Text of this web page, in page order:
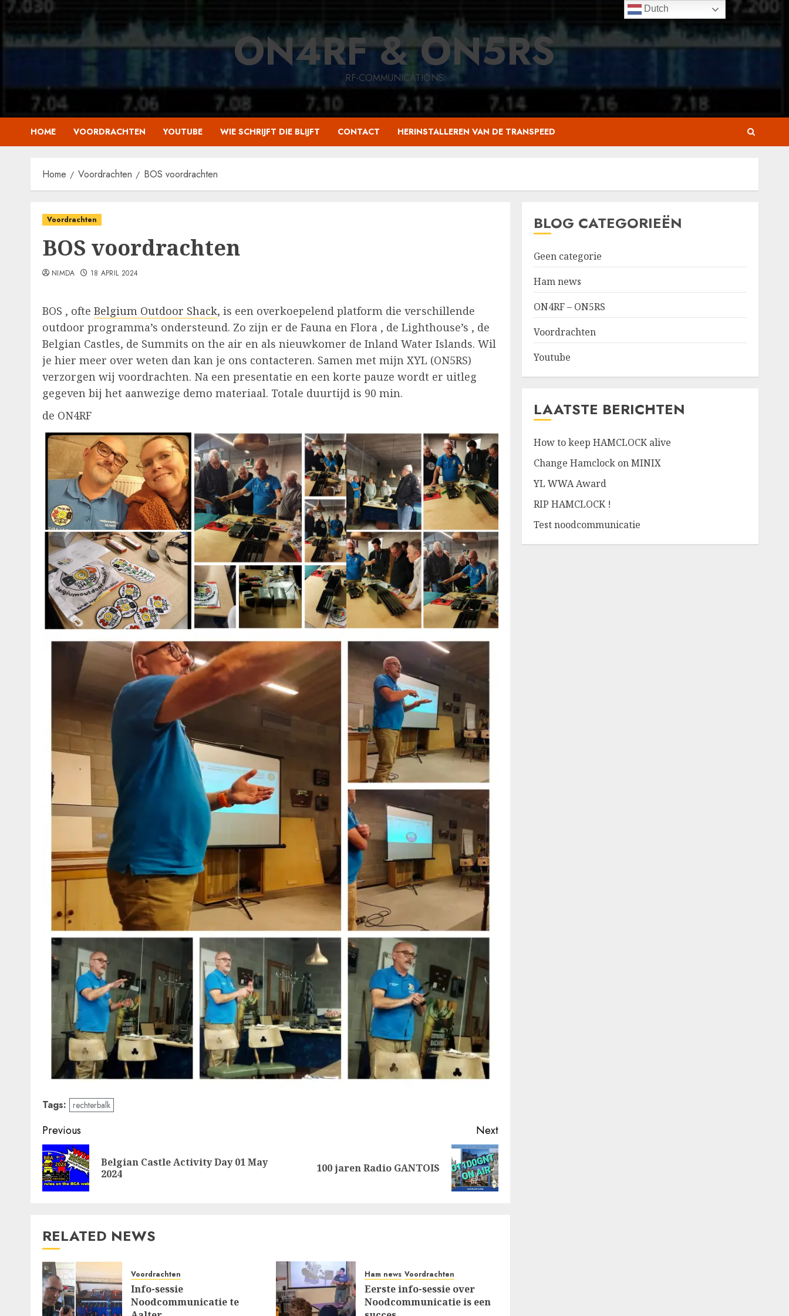
Skip
content
ON4RF & ON5RS
RF-COMMUNICATIONS
HOME VOORDRACHTEN YOUTUBE WIE SCHRIJFT DIE BLIJFT CONTACT HERINSTALLEREN VAN DE TRANSPEED
Home Voordrachten BOS voordrachten
Voordrachten
BOS voordrachten
NIMDA 18 APRIL 2024
BOS , ofte Belgium Outdoor Shack, is een overkoepelend platform die verschillende
outdoor programma’s ondersteund. Zo zijn er de Fauna en Flora , de Lighthouse’s , de
Belgian Castles, de Summits on the air en als nieuwkomer de Inland Water Islands. Wil
je hier meer over weten dan kan je ons contacteren. Samen met mijn XYL (ON5RS)
verzorgen wij voordrachten. Na een presentatie en een korte pauze wordt er uitleg
gegeven bij het aanwezige demo materiaal. Totale duurtijd is 90 min.
de ON4RF
Tags: rechterbalk
Post
navigation
Previous
Belgian Castle Activity Day 01 May
2024
Next
100 jaren Radio GANTOIS
RELATED NEWS
Voordrachten
Info-sessie
Noodcommunicatie te
Ham news Voordrachten
Eerste info-sessie over
Noodcommunicatie is een
BLOG CATEGORIEËN
Geen categorie
Ham news
ON4RF – ON5RS
Voordrachten
Youtube
LAATSTE BERICHTEN
How to keep HAMCLOCK alive
Change Hamclock on MINIX
YL WWA Award
RIP HAMCLOCK !
Test noodcommunicatie
Dutch